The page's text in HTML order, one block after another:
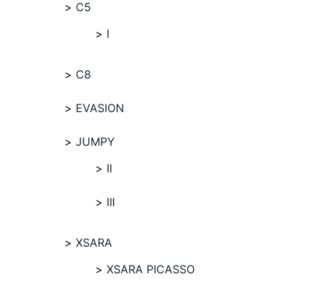
C5
I
C8
EVASION
JUMPY
II
III
XSARA
XSARA PICASSO